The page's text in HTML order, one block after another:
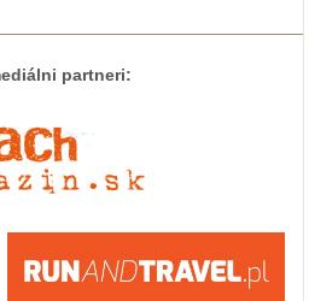
partneri: